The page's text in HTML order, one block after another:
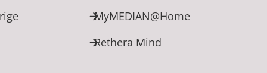
MyMEDIAN@Home
Rethera Mind